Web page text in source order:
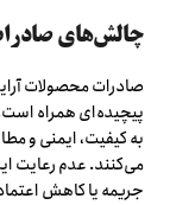
چالش‌های
صادرات محصولات
پیچیده‌ای همراه
به کیفیت، ایمنی و
می‌کنند. عدم رعایت
جریمه یا کاهش